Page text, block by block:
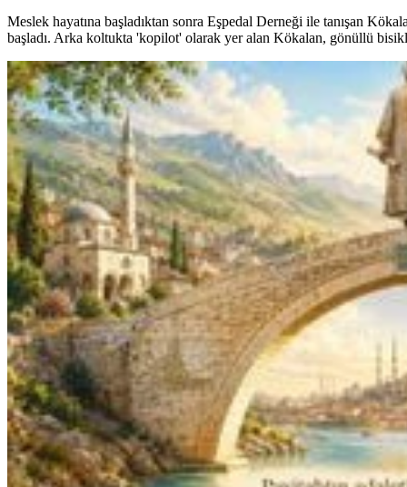
Meslek hayatına başladıktan sonra Eşpedal Derneği ile tanışan
başladı. Arka koltukta 'kopilot' olarak yer alan Kökalan, gönüllü